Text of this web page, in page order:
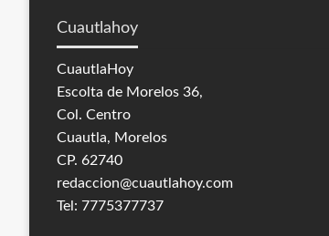
Cuautlahoy
CuautlaHoy
Escolta de Morelos 36,
Col. Centro
Cuautla, Morelos
CP. 62740
redaccion@cuautlahoy.com
Tel: 7775377737